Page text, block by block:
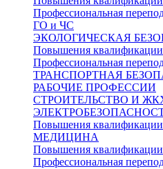
Профессиональная
ГО и ЧС
ЭКОЛОГИЧЕСКАЯ
Повышения квалификации
Профессиональная
ТРАНСПОРТНАЯ
РАБОЧИЕ ПРОФЕССИИ
СТРОИТЕЛЬСТВО И
Повышения квалификации
МЕДИЦИНА
Повышения квалификации
Профессиональная